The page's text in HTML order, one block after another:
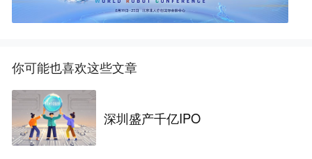
你可能也喜欢这些文章
深圳盛产千亿IPO